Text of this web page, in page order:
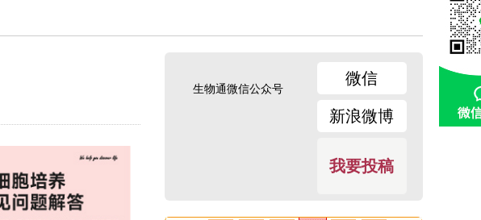
生物通微信公众号
微信
新浪微博
我要投稿